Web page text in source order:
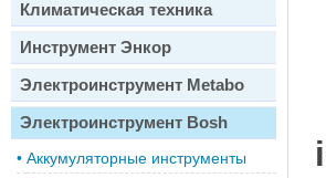
Климатическая техника
Инструмент Энкор
Электроинструмент Metabo
Электроинструмент Bosh
• Аккумуляторные инструменты